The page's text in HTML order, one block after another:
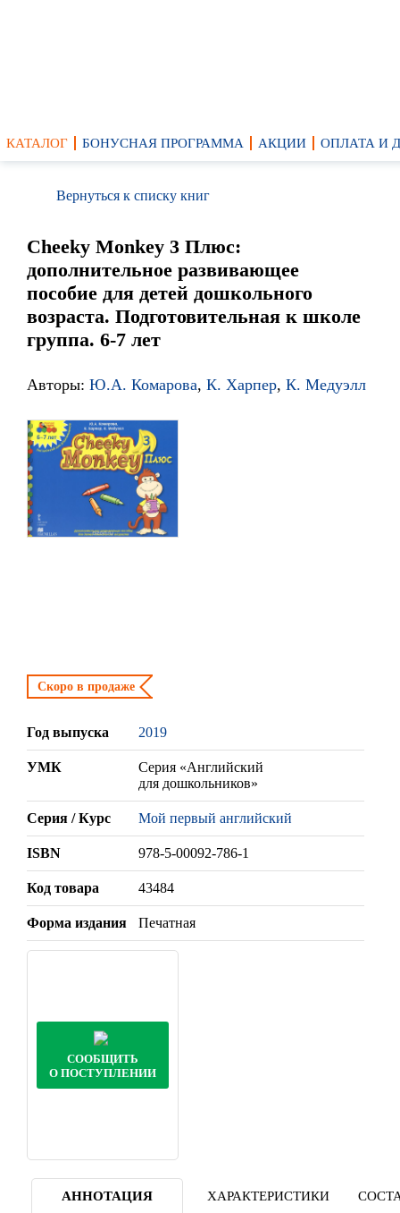
КАТАЛОГ БОНУСНАЯ ПРОГРАММА АКЦИИ ОПЛАТА И
Вернуться к списку книг
Cheeky Monkey 3 Плюс:
дополнительное развивающее
пособие для детей дошкольного
возраста. Подготовительная к школе
группа. 6-7 лет
Авторы: Ю.А. Комарова, К. Харпер, К. Медуэлл
Скоро в продаже
Год выпуска 2019
УМК
Серия «Английский
для дошкольников»
Серия / Курс Мой первый английский
ISBN 978-5-00092-786-1
Код товара 43484
Форма издания Печатная
СООБЩИТЬ
О ПОСТУПЛЕНИИ
АННОТАЦИЯ ХАРАКТЕРИСТИКИ